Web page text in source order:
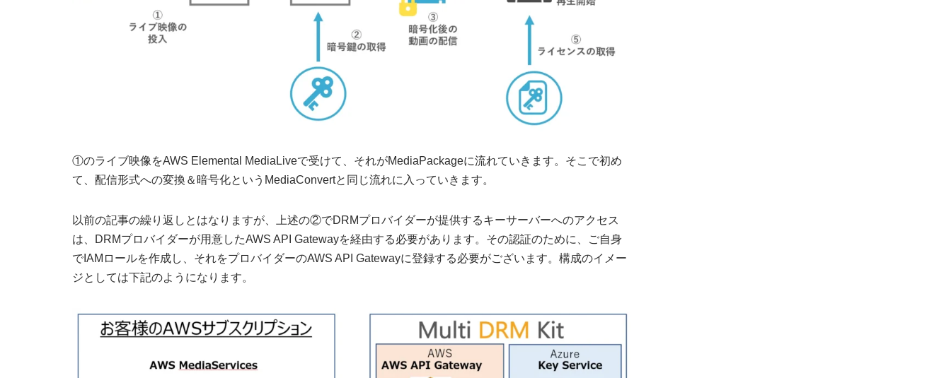
①のライブ映像をAWS Elemental MediaLiveで受けて、それがMediaPackageに流れていきます。そこで初め
て、配信形式への変換＆暗号化というMediaConvertと同じ流れに入っていきます。
以前の記事の繰り返しとはなりますが、上述の②でDRMプロバイダーが提供するキーサーバーへのアクセス
は、DRMプロバイダーが用意したAWS API Gatewayを経由する必要があります。その認証のために、ご自身
でIAMロールを作成し、それをプロバイダーのAWS API Gatewayに登録する必要がございます。構成のイメー
ジとしては下記のようになります。